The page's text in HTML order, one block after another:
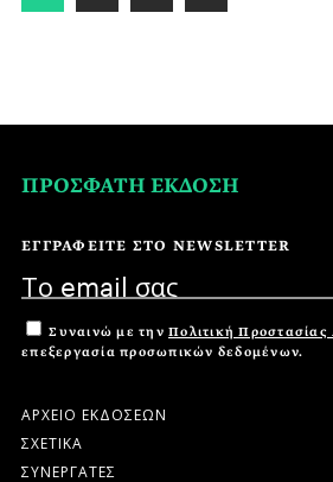
ΠΡΟΣΦΑΤΗ ΕΚΔΟΣΗ
ΕΓΓΡΑΦΕΙΤΕ ΣΤΟ NEWSLETTER
Συναινώ με την Πολιτική
επεξεργασία προσωπικών δεδομένων.
ΑΡΧΕΙΟ ΕΚΔΟΣΕΩΝ
ΣΧΕΤΙΚΑ
ΣΥΝΕΡΓΑΤΕΣ